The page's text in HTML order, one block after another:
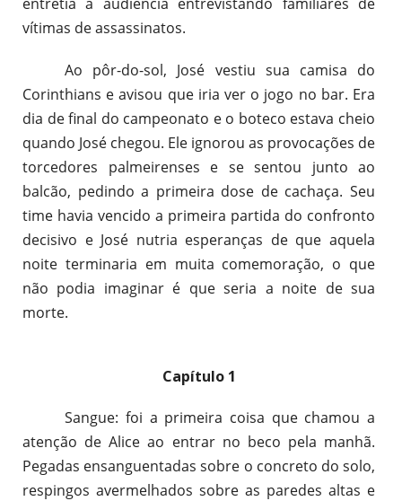
vítimas de assassinatos.
Ao pôr-do-sol, José vestiu sua camisa do
Corinthians e avisou que iria ver o jogo no bar. Era
dia de final do campeonato e o boteco estava cheio
quando José chegou. Ele ignorou as provocações de
torcedores palmeirenses e se sentou junto ao
balcão, pedindo a primeira dose de cachaça. Seu
time havia vencido a primeira partida do confronto
decisivo e José nutria esperanças de que aquela
noite terminaria em muita comemoração, o que
não podia imaginar é que seria a noite de sua
morte.
Capítulo 1
Sangue: foi a primeira coisa que chamou a
atenção de Alice ao entrar no beco pela manhã.
Pegadas ensanguentadas sobre o concreto do solo,
respingos avermelhados sobre as paredes altas e